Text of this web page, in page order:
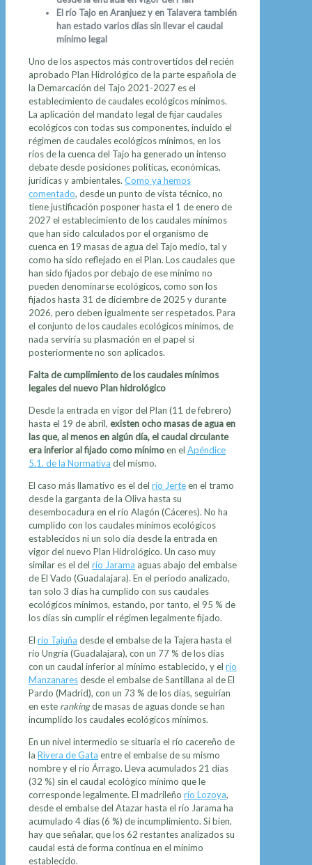
El río Tajo en Aranjuez y en Talavera también
han estado varios días sin llevar el caudal
mínimo legal
Uno de los aspectos más controvertidos del recién
aprobado Plan Hidrológico de la parte española de
la Demarcación del Tajo 2021-2027 es el
establecimiento de caudales ecológicos mínimos.
La aplicación del mandato legal de fijar caudales
ecológicos con todas sus componentes, incluido el
régimen de caudales ecológicos mínimos, en los
ríos de la cuenca del Tajo ha generado un intenso
debate desde posiciones políticas, económicas,
jurídicas y ambientales. Como ya hemos
comentado, desde un punto de vista técnico, no
tiene justificación posponer hasta el 1 de enero de
2027 el establecimiento de los caudales mínimos
que han sido calculados por el organismo de
cuenca en 19 masas de agua del Tajo medio, tal y
como ha sido reflejado en el Plan. Los caudales que
han sido fijados por debajo de ese mínimo no
pueden denominarse ecológicos, como son los
fijados hasta 31 de diciembre de 2025 y durante
2026, pero deben igualmente ser respetados. Para
el conjunto de los caudales ecológicos mínimos, de
nada serviría su plasmación en el papel si
posteriormente no son aplicados.
Falta de cumplimiento de los caudales mínimos
legales del nuevo Plan hidrológico
Desde la entrada en vigor del Plan (11 de febrero)
hasta el 19 de abril, existen ocho masas de agua en
las que, al menos en algún día, el caudal circulante
era inferior al fijado como mínimoen el Apéndice
5.1. de la Normativa del mismo.
El caso más llamativo es el del río Jerteen el tramo
desde la garganta de la Oliva hasta su
desembocadura en el río Alagón (Cáceres). No ha
cumplido con los caudales mínimos ecológicos
establecidos ni un solo día desde la entrada en
vigor del nuevo Plan Hidrológico. Un caso muy
similar es el del río Jarama aguas abajo del embalse
de El Vado (Guadalajara). En el periodo analizado,
tan solo 3 días ha cumplido con sus caudales
ecológicos mínimos, estando, por tanto, el 95 % de
los días sin cumplir el régimen legalmente fijado.
El río Tajuña desde el embalse de la Tajera hasta el
río Ungría (Guadalajara), con un 77 % de los días
con un caudal inferior al mínimo establecido, y el río
Manzanaresdesde el embalse de Santillana al de El
Pardo (Madrid), con un 73 % de los días, seguirían
en este rankingde masas de aguas donde se han
incumplido los caudales ecológicos mínimos.
En un nivel intermedio se situaría el río cacereño de
la Rivera de Gata entre el embalse de su mismo
nombre y el río Árrago. Lleva acumulados 21 días
(32 %) sin el caudal ecológico mínimo que le
corresponde legalmente. El madrileño río Lozoya,
desde el embalse del Atazar hasta el río Jarama ha
acumulado 4 días (6 %) de incumplimiento. Si bien,
hay que señalar, que los 62 restantes analizados su
caudal está de forma continua en el mínimo
establecido.